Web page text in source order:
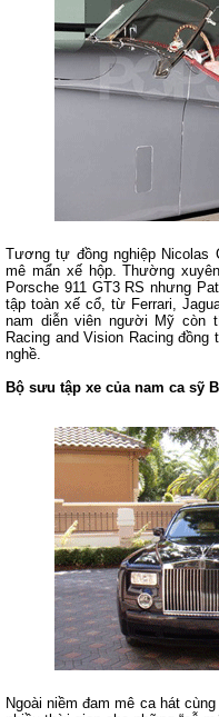
Tương tự đồng nghiệp Nicolas
mê mẩn xế hộp. Thường
Porsche 911 GT3 RS nhưng
tập toàn xế cổ, từ Ferrari,
nam diễn viên người Mỹ còn
Racing and Vision Racing
nghề.
Bộ sưu tập xe của nam ca sỹ
Ngoài niềm đam mê ca hát